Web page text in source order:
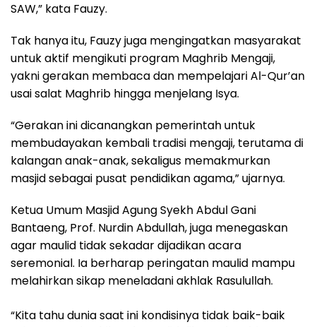
SAW,” kata Fauzy.
Tak hanya itu, Fauzy juga mengingatkan masyarakat
untuk aktif mengikuti program Maghrib Mengaji,
yakni gerakan membaca dan mempelajari Al-Qur’an
usai salat Maghrib hingga menjelang Isya.
“Gerakan ini dicanangkan pemerintah untuk
membudayakan kembali tradisi mengaji, terutama di
kalangan anak-anak, sekaligus memakmurkan
masjid sebagai pusat pendidikan agama,” ujarnya.
Ketua Umum Masjid Agung Syekh Abdul Gani
Bantaeng, Prof. Nurdin Abdullah, juga menegaskan
agar maulid tidak sekadar dijadikan acara
seremonial. Ia berharap peringatan maulid mampu
melahirkan sikap meneladani akhlak Rasulullah.
“Kita tahu dunia saat ini kondisinya tidak baik-baik